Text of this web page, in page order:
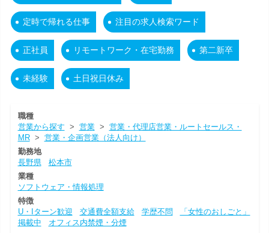
定時で帰れる仕事 注目の求人検索ワード
正社員 リモートワーク・在宅勤務 第二新卒
未経験 土日祝日休み
職種
営業から探す > 営業> 営業・代理店営業・ルートセールス・
MR> 営業・企画営業（法人向け）
勤務地
長野県
松本市
業種
ソフトウェア・情報処理
特徴
U・Iターン歓迎
交通費全額支給 学歴不問
「女性のおしごと」
掲載中
オフィス内禁煙・分煙